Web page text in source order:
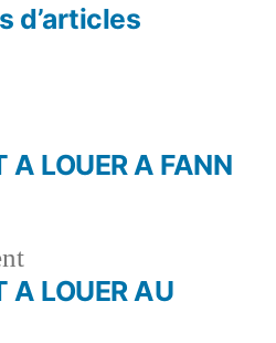
d’articles
Article
précédent :
A LOUER AU
:
A LOUER A FANN